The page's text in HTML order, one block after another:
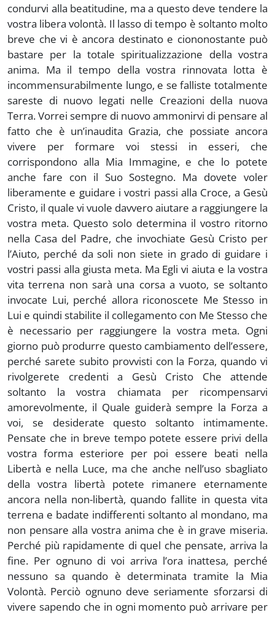
condurvi alla beatitudine, ma a questo deve tendere la
vostra libera volontà. Il lasso di tempo è soltanto molto
breve che vi è ancora destinato e ciononostante può
bastare per la totale spiritualizzazione della vostra
anima. Ma il tempo della vostra rinnovata lotta è
incommensurabilmente lungo, e se falliste totalmente
sareste di nuovo legati nelle Creazioni della nuova
Terra. Vorrei sempre di nuovo ammonirvi di pensare al
fatto che è un’inaudita Grazia, che possiate ancora
vivere per formare voi stessi in esseri, che
corrispondono alla Mia Immagine, e che lo potete
anche fare con il Suo Sostegno. Ma dovete voler
liberamente e guidare i vostri passi alla Croce, a Gesù
Cristo, il quale vi vuole davvero aiutare a raggiungere la
vostra meta. Questo solo determina il vostro ritorno
nella Casa del Padre, che invochiate Gesù Cristo per
l’Aiuto, perché da soli non siete in grado di guidare i
vostri passi alla giusta meta. Ma Egli vi aiuta e la vostra
vita terrena non sarà una corsa a vuoto, se soltanto
invocate Lui, perché allora riconoscete Me Stesso in
Lui e quindi stabilite il collegamento con Me Stesso che
è necessario per raggiungere la vostra meta. Ogni
giorno può produrre questo cambiamento dell’essere,
perché sarete subito provvisti con la Forza, quando vi
rivolgerete credenti a Gesù Cristo Che attende
soltanto la vostra chiamata per ricompensarvi
amorevolmente, il Quale guiderà sempre la Forza a
voi, se desiderate questo soltanto intimamente.
Pensate che in breve tempo potete essere privi della
vostra forma esteriore per poi essere beati nella
Libertà e nella Luce, ma che anche nell’uso sbagliato
della vostra libertà potete rimanere eternamente
ancora nella non-libertà, quando fallite in questa vita
terrena e badate indifferenti soltanto al mondano, ma
non pensare alla vostra anima che è in grave miseria.
Perché più rapidamente di quel che pensate, arriva la
fine. Per ognuno di voi arriva l’ora inattesa, perché
nessuno sa quando è determinata tramite la Mia
Volontà. Perciò ognuno deve seriamente sforzarsi di
vivere sapendo che in ogni momento può arrivare per